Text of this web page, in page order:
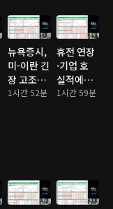
뉴욕증시,
미-이란 긴
장 고조에
일제히 하
1시간 52분
휴전 연장
·기업 호
실적에…
S&P·나스
1시간 59분